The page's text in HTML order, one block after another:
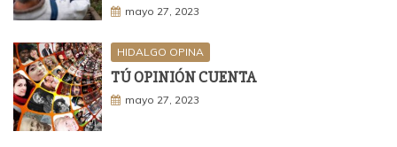
mayo 27, 2023
HIDALGO OPINA
TÚ OPINIÓN CUENTA
mayo 27, 2023